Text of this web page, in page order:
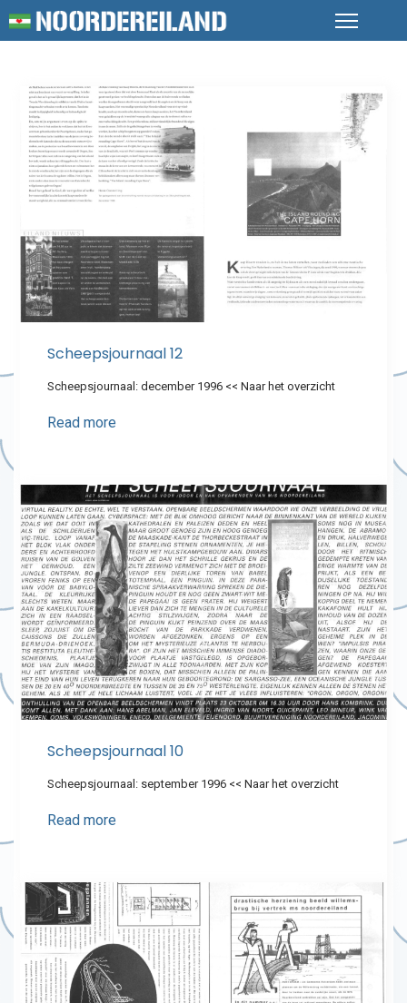
Scheepsjournaal 12
Scheepsjournaal: december 1996 << Naar het overzicht
Read more
Scheepsjournaal 10
Scheepsjournaal: september 1996 << Naar het overzicht
Read more